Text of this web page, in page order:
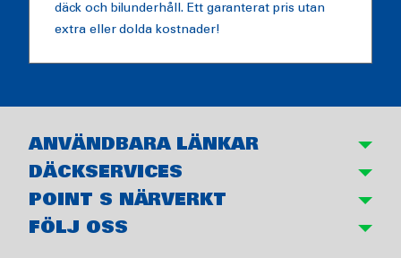
däck och bilunderhåll. Ett garanterat pris utan
extra eller dolda kostnader!
ANVÄNDBARA LÄNKAR
DÄCKSERVICES
POINT S NÄRVERKT
FÖLJ OSS